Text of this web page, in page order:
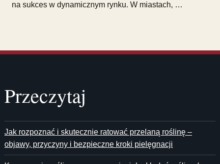
na sukces w dynamicznym rynku. W miastach, …
Przeczytaj
Jak rozpoznać i skutecznie ratować przelaną roślinę –
objawy, przyczyny i bezpieczne kroki pielęgnacji